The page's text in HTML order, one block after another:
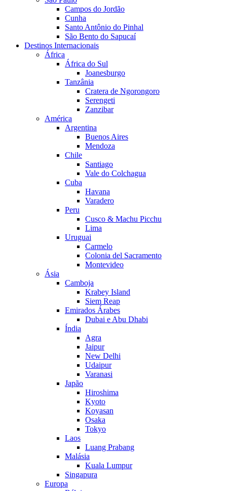
Campos do Jordão
Cunha
Santo Antônio do Pinhal
São Bento do Sapucaí
Destinos Internacionais
África
África do Sul
Joanesburgo
Tanzânia
Cratera de Ngorongoro
Serengeti
Zanzibar
América
Argentina
Buenos Aires
Mendoza
Chile
Santiago
Vale do Colchagua
Cuba
Havana
Varadero
Peru
Cusco & Machu Picchu
Lima
Uruguai
Carmelo
Colonia del Sacramento
Montevideo
Ásia
Camboja
Krabey Island
Siem Reap
Emirados Árabes
Dubai e Abu Dhabi
Índia
Agra
Jaipur
New Delhi
Udaipur
Varanasi
Japão
Hiroshima
Kyoto
Koyasan
Osaka
Tokyo
Laos
Luang Prabang
Malásia
Kuala Lumpur
Singapura
Europa